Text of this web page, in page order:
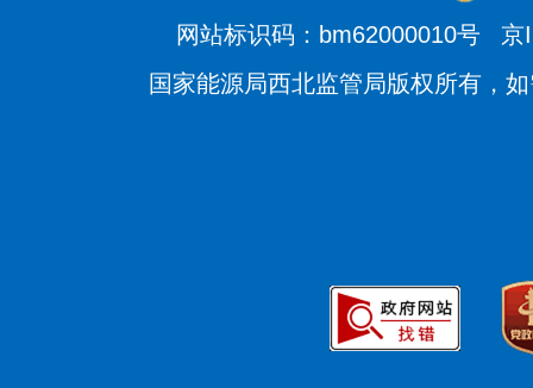
网站标识码：bm62000010号
京
国家能源局西北监管局版权所有，